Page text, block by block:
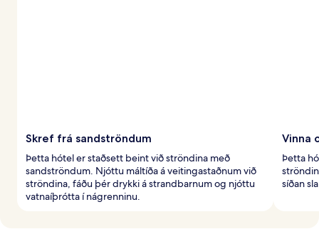
Skref frá sandströndum
Þetta hótel er staðsett beint við ströndina með
sandströndum. Njóttu máltíða á veitingastaðnum við
ströndina, fáðu þér drykki á strandbarnum og njóttu
vatnaíþrótta í nágrenninu.
Vinna
Þetta
síðan